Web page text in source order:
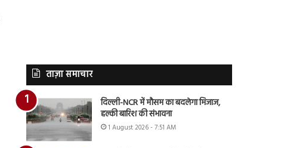
ताज़ा समाचार
दिल्ली-NCR में मौसम का बदलेगा मिजाज,
हल्की बारिश की संभावना
1 August 2026 - 7:51 AM